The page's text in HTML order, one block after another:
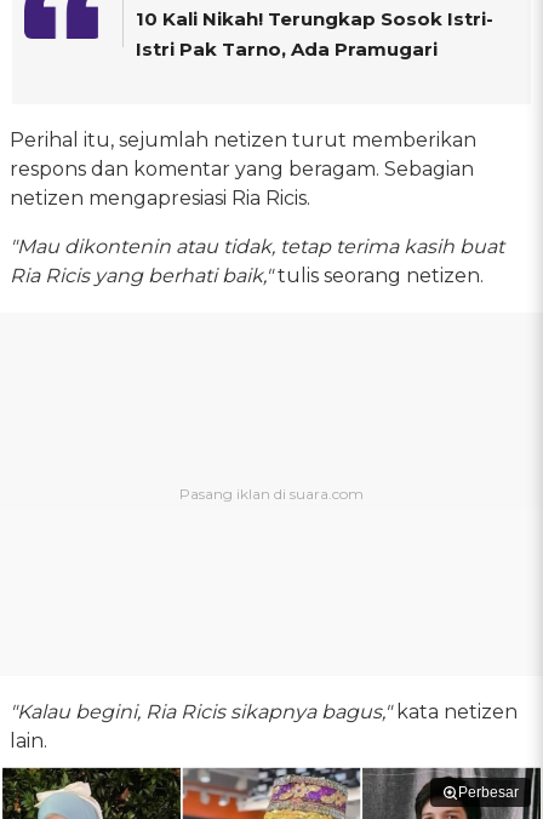
10 Kali Nikah! Terungkap Sosok Istri-
Istri Pak Tarno, Ada Pramugari
Perihal itu, sejumlah netizen turut memberikan
respons dan komentar yang beragam. Sebagian
netizen mengapresiasi Ria Ricis.
"Mau dikontenin atau tidak, tetap terima kasih buat
Ria Ricis yang berhati baik,"tulis seorang netizen.
"Kalau begini, Ria Ricis sikapnya bagus," kata netizen
lain.
Perbesar